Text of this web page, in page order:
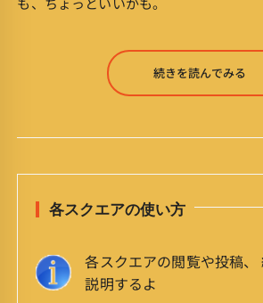
続きを読んでみる
各スクエアの使い方
各スクエアの閲覧や投稿、
説明するよ